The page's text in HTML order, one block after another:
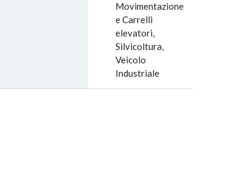
Movimentazione
e Carrelli
elevatori,
Silvicoltura,
Veicolo
Industriale